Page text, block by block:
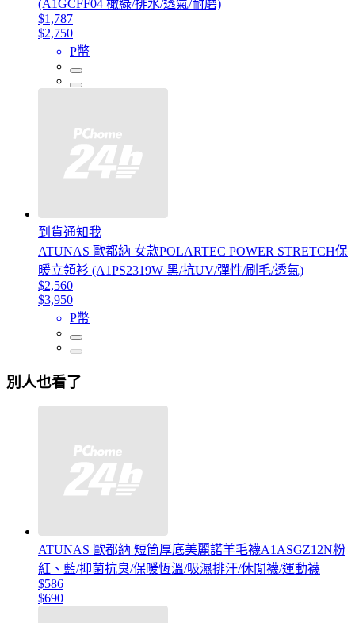
(A1GCFF04 橄綠/排水/透氣/耐磨)
$1,787
$2,750
P幣
到貨通知我
ATUNAS 歐都納 女款POLARTEC POWER STRETCH保
暖立領衫 (A1PS2319W 黑/抗UV/彈性/刷毛/透氣)
$2,560
$3,950
P幣
別人也看了
ATUNAS 歐都納 短筒厚底美麗諾羊毛襪A1ASGZ12N粉
紅、藍/抑菌抗臭/保暖恆溫/吸濕排汗/休閒襪/運動襪
$586
$690